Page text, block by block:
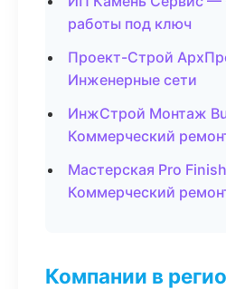
работы под ключ
Проект-Строй
Инженерные сети
ИнжСтрой Монтаж
Коммерческий
Мастерская Pro
Коммерческий
Компании в